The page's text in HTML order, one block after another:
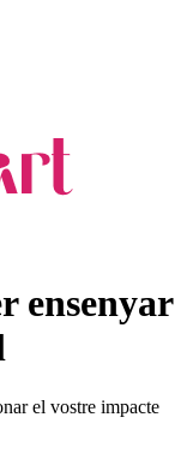
ensenyar
el vostre impacte